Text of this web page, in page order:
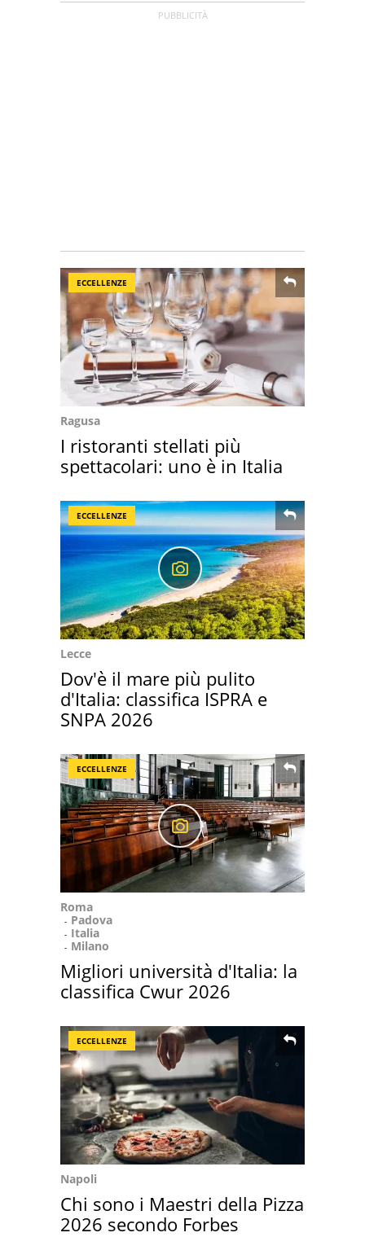
ECCELLENZE
Ragusa
I ristoranti stellati più
spettacolari: uno è in Italia
ECCELLENZE
Lecce
Dov'è il mare più pulito
d'Italia: classifica ISPRA e
SNPA 2026
ECCELLENZE
Roma
Padova
Italia
Milano
Migliori università d'Italia: la
classifica Cwur 2026
ECCELLENZE
Napoli
Chi sono i Maestri della Pizza
2026 secondo Forbes